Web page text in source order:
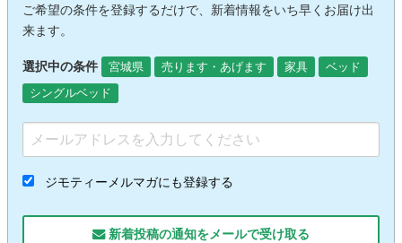
ご希望の条件を登録するだけで、新着情報をいち早くお届け出
来ます。
選択中の条件 宮城県 売ります・あげます 家具
ベッド
シングルベッド
ジモティーメルマガにも登録する
新着投稿の通知をメールで受け取る